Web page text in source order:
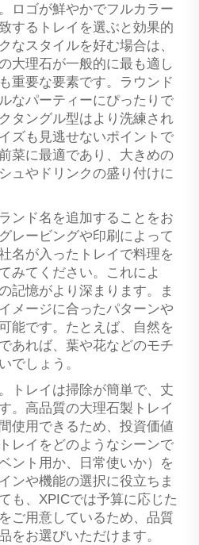
ロゴが鮮やかでフルカラー
するトレイを選ぶと効果的
なスタイルを好む場合は、
大理石が一般的に最も適し
重要な要素です。ラウンド
なパーティーにぴったりで
タングル型はより洗練され
ズも見逃せないポイントで
菜に最適であり、大きめの
ュやドリンクの盛り付けに
ンド名を追加することをお
レービングや印刷によって
名が入ったトレイで料理を
みてください。これによ
記憶がより深まります。ま
メージに合ったパターンや
能です。たとえば、自然を
あれば、葉や花などのモチ
でしょう。
トレイは掃除が簡単で、丈
。高品質の大理石製トレイ
使用できるため、投資価値
レイをどのようなシーンで
ント用か、日常使いか）を
ンや機能の選択に役立ちま
も、XPICでは予算に応じた
ご用意しているため、品質
をお選びいただけます。